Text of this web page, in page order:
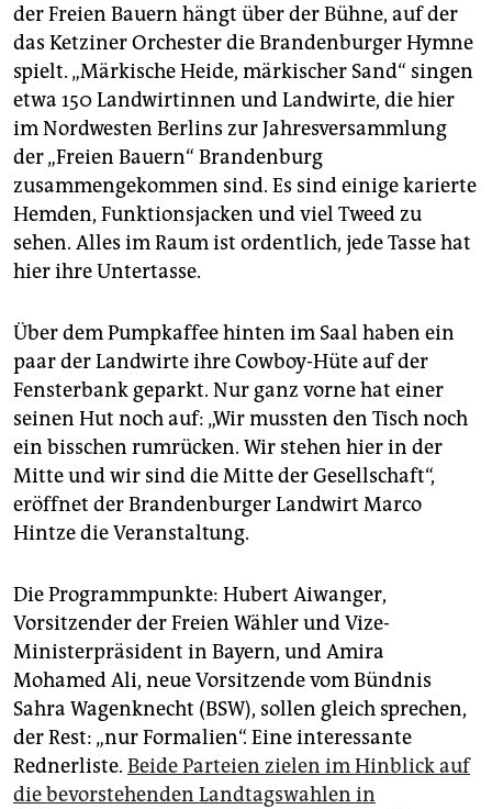
abo
genossenschaft
epaper login
der Freien Bauern hängt über der Bühne, auf der
das Ketziner Orchester die Brandenburger Hymne
spielt. „Märkische Heide, märkischer Sand“ singen
etwa 150 Landwirtinnen und Landwirte, die hier
im Nordwesten Berlins zur Jahresversammlung
der „Freien Bauern“ Brandenburg
zusammengekommen sind. Es sind einige karierte
Hemden, Funktionsjacken und viel Tweed zu
sehen. Alles im Raum ist ordentlich, jede Tasse hat
hier ihre Untertasse.
Über dem Pumpkaffee hinten im Saal haben ein
paar der Landwirte ihre Cowboy-Hüte auf der
Fensterbank geparkt. Nur ganz vorne hat einer
seinen Hut noch auf: „Wir mussten den Tisch noch
ein bisschen rumrücken. Wir stehen hier in der
Mitte und wir sind die Mitte der Gesellschaft“,
eröffnet der Brandenburger Landwirt Marco
Hintze die Veranstaltung.
Die Programmpunkte: Hubert Aiwanger,
Vorsitzender der Freien Wähler und Vize-
Ministerpräsident in Bayern, und Amira
Mohamed Ali, neue Vorsitzende vom Bündnis
Sahra Wagenknecht (BSW), sollen gleich sprechen,
der Rest: „nur Formalien“. Eine interessante
Rednerliste. Beide Parteien zielen im Hinblick auf
die bevorstehenden Landtagswahlen in